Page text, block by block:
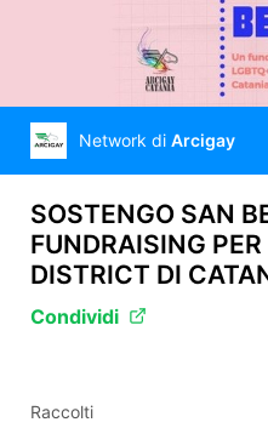
Network di Arcigay
SOSTENGO SAN
FUNDRAISING
DISTRICT DI
Condividi
Raccolti